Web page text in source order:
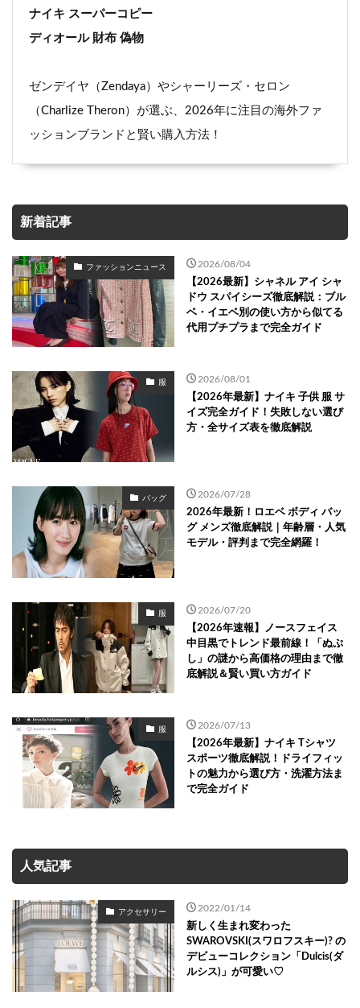
ナイキ スーパーコピー
ディオール 財布 偽物
ゼンデイヤ（Zendaya）やシャーリーズ・セロン
（Charlize Theron）が選ぶ、2026年に注目の海外ファ
ッションブランドと賢い購入方法！
新着記事
ファッションニュース 2026/08/04
【2026最新】シャネル アイ シャ
ドウ スパイシーズ徹底解説：ブル
ベ・イエベ別の使い方から似てる
代用プチプラまで完全ガイド
服 2026/08/01
【2026年最新】ナイキ 子供 服 サ
イズ完全ガイド！失敗しない選び
方・全サイズ表を徹底解説
バッグ 2026/07/28
2026年最新！ロエベ ボディ バッ
グ メンズ徹底解説｜年齢層・人気
モデル・評判まで完全網羅！
服 2026/07/20
【2026年速報】ノースフェイス
中目黒でトレンド最前線！「ぬぷ
し」の謎から高価格の理由まで徹
底解説＆賢い買い方ガイド
服 2026/07/13
【2026年最新】ナイキ Tシャツ
スポーツ徹底解説！ドライフィッ
トの魅力から選び方・洗濯方法ま
で完全ガイド
人気記事
アクセサリー 2022/01/14
新しく生まれ変わった
SWAROVSKI(スワロフスキー)? の
デビューコレクション「Dulcis(ダ
ルシス)」が可愛い♡